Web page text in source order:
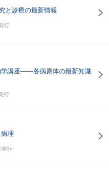
と診療の最新情報
行
学講座――各病原体の最新知識
行
理
発行